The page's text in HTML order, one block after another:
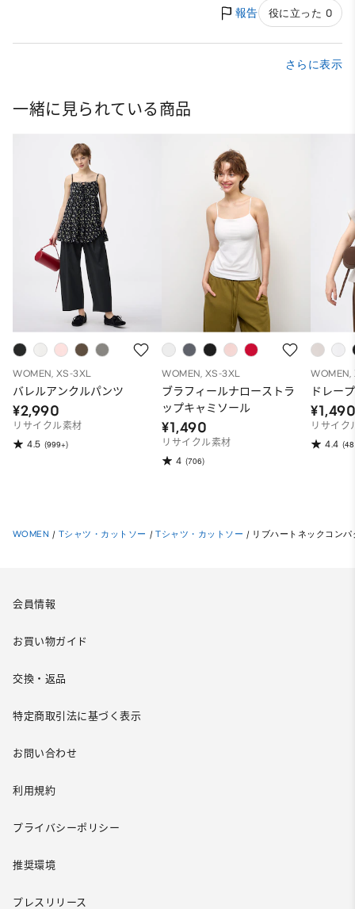
報告 役に立った 0
さらに表示
一緒に見られている商品
WOMEN, XS-3XL
バレルアンクルパンツ
¥2,990
リサイクル素材
4.5 (999+)
WOMEN, XS-3XL
ブラフィールナローストラ
ップキャミソール
¥1,490
リサイクル素材
4 (706)
WOMEN,
ドレー
リサイク
4.4
WOMEN / Tシャツ・カットソー / Tシャツ・カットソー / リブハートネックコン
会員情報
お買い物ガイド
交換・返品
特定商取引法に基づく表示
お問い合わせ
利用規約
プライバシーポリシー
推奨環境
プレスリリース